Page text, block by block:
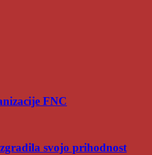
FNC
svojo prihodnost